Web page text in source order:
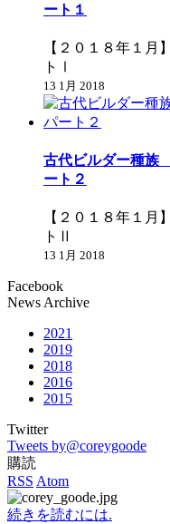
ート１
【２０１８年１
トⅠ
13 1月 2018
古代ビルダー種
ート２
【２０１８年１
トⅡ
13 1月 2018
Facebook
News Archive
2021
2019
2018
2016
2015
Twitter
Tweets by@coreygoode
購読
RSS Atom
続きを読むには.